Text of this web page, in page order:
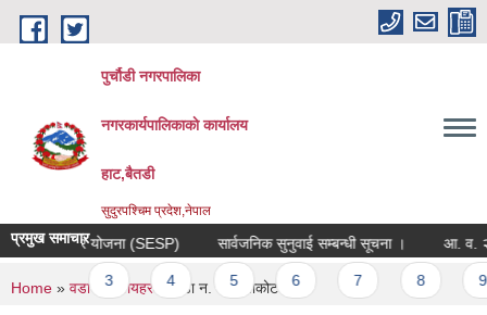
Skip to main content
पुर्चौडी नगरपालिका
नगरकार्यपालिकाकाे कार्यालय
हाट,बैतडी
सुदुरपश्चिम प्रदेश,नेपाल
प्रमुख समाचार
शिक्षा क्षेत्र योजना (SESP) सार्वजनिक सुनुवाई सम्बन्धी सूचना । आ. व.
3 4 6
You are here
Home » वडा कार्यालयहरु » वडा न. ५, कुवाकोट